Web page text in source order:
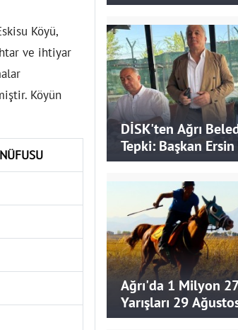
Köyü,
ve ihtiyar
Köyün
DİSK'ten Ağrı
Tepki: Başkan
İddialar
Ağrı'da 1 Milyon
Yarışları 29